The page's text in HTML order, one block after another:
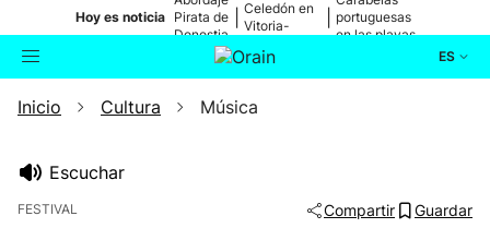
Hoy es noticia Pirata de
Donostia
Celedón en
Vitoria-
portuguesas
en las playas
ES
Buscador Actualidad
Inicio Cultura Música
Escuchar
FESTIVAL Compartir Guardar